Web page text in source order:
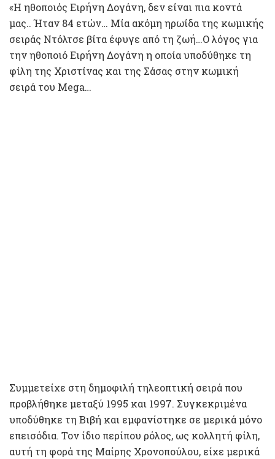
«Η ηθοποιός Ειρήνη Δογάνη, δεν είναι πια κοντά
μας.. Ήταν 84 ετών… Μία ακόμη ηρωίδα της κωμικής
σειράς Ντόλτσε βίτα έφυγε από τη ζωή…Ο λόγος για
την ηθοποιό Ειρήνη Δογάνη η οποία υποδύθηκε τη
φίλη της Χριστίνας και της Σάσας στην κωμική
σειρά του Mega…
Συμμετείχε στη δημοφιλή τηλεοπτική σειρά που
προβλήθηκε μεταξύ 1995 και 1997. Συγκεκριμένα
υποδύθηκε τη Βιβή και εμφανίστηκε σε μερικά μόνο
επεισόδια. Τον ίδιο περίπου ρόλος, ως κολλητή φίλη,
αυτή τη φορά της Μαίρης Χρονοπούλου, είχε μερικά